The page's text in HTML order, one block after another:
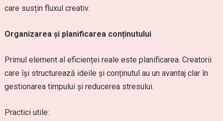
care susțin fluxul creativ.
Organizarea și planificarea conținutului
Primul element al eficienței reale este planificarea. Creatorii
care își structurează ideile și conținutul au un avantaj clar în
gestionarea timpului și reducerea stresului.
Practici utile: